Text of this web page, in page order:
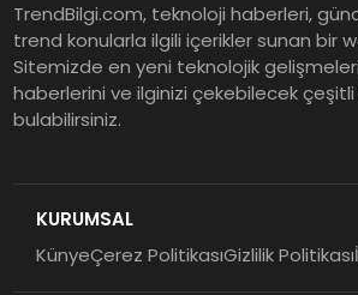
TrendBilgi.com, teknoloji haberleri,
trend konularla ilgili içerikler sunan bir
Sitemizde en yeni teknolojik
haberlerini ve ilginizi çekebilecek
bulabilirsiniz.
KURUMSAL
KünyeÇerez PolitikasıGizlilik Politikası